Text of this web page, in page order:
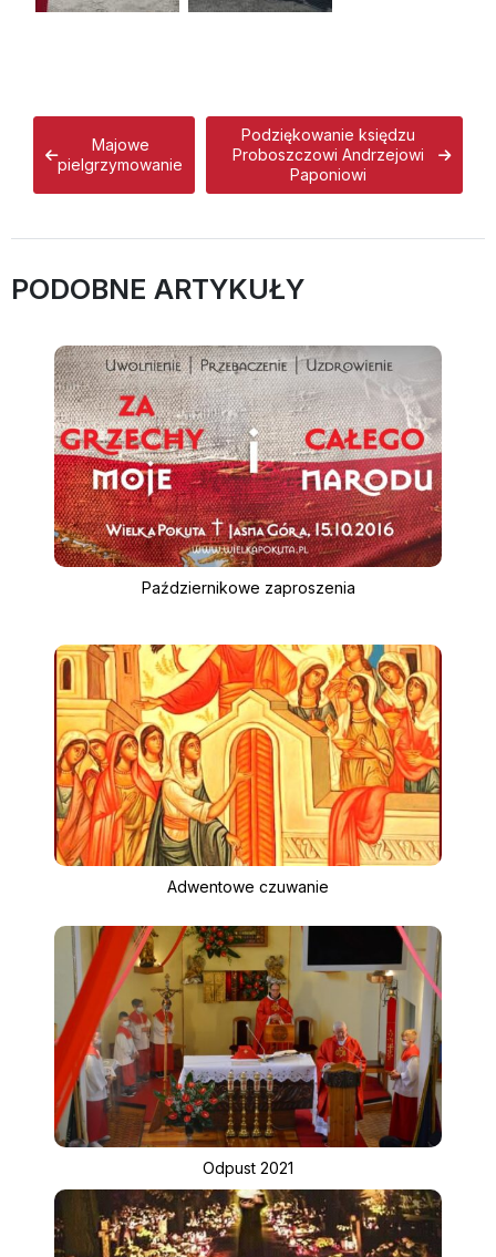
Majowe
pielgrzymowanie
Podziękowanie księdzu
Proboszczowi Andrzejowi
Paponiowi
PODOBNE ARTYKUŁY
Październikowe zaproszenia
Adwentowe czuwanie
Odpust 2021